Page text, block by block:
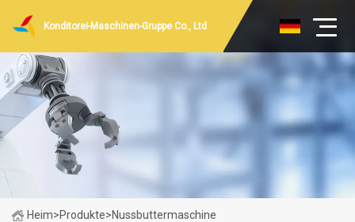
Konditorei-Maschinen-Gruppe Co., Ltd
Heim>Produkte>Nussbuttermaschine